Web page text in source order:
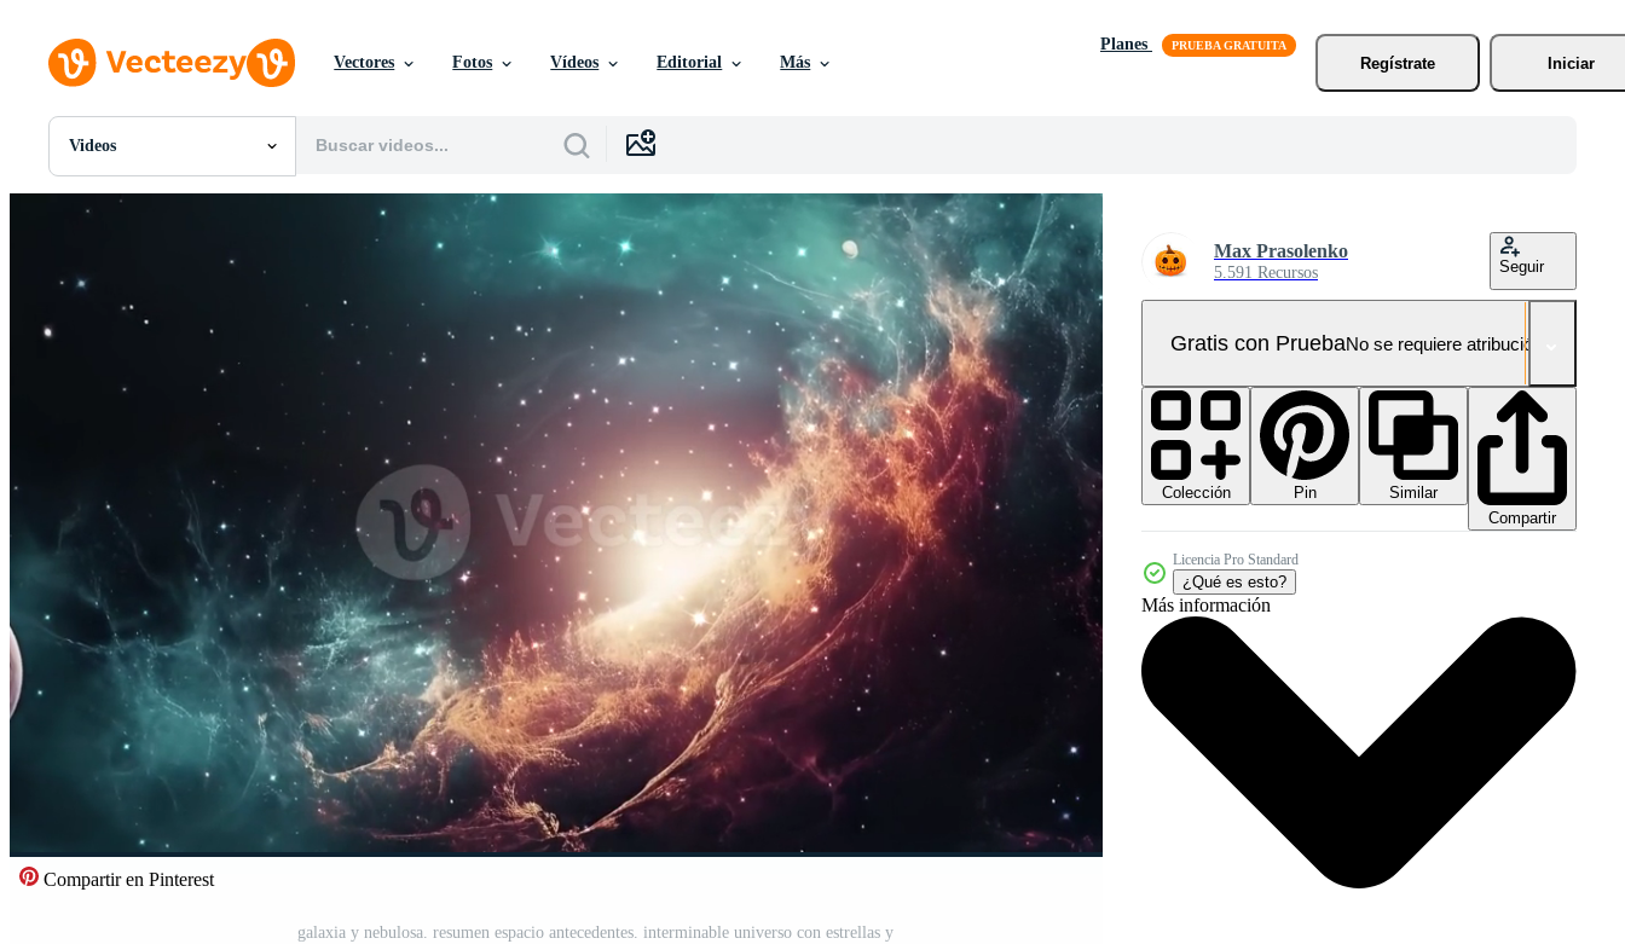
Vectores Fotos Vídeos Editorial Más
Planes
Regístrate
Iniciar
Videos
Todas Imágenes
Fotos
Plantillas
Vectores
Gráficos en Movimiento
Eventos Editoriales
Compartir en Pinterest
galaxia y nebulosa. resumen espacio antecedentes. interminable universo con estrellas y
Max Prasolenko
5.591 Recursos Seguir
Gratis con PruebaNo se requiere atribución!
Colección Pin
Similar
Compartir
Licencia Pro Standard
¿Qué es esto?
Más información